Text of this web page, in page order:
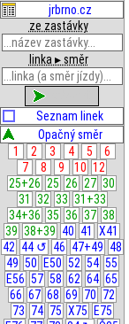
jrbrno.cz
ze zastávky
linka ▸ směr
Seznam linek
Opačný směr
1
2 3 4 5
6
7
8 9 10 12
25+26 25 26 27 30
31
32 33 31+33
34+36 35 36 37 38
39 38+39 40 41
X41
42 44 ↺ 46 47+49 48
49 50 E50 52 54 55
E56 57 58 62 64 65
66 67 68 69 70 72
73 74 75 X75
E75